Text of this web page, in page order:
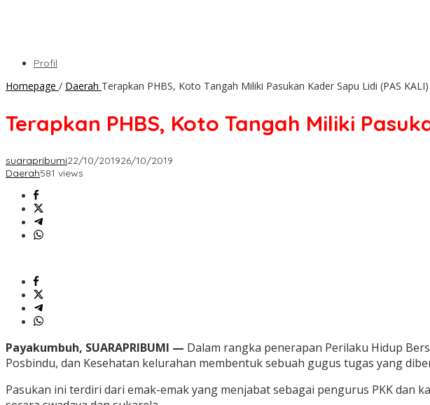
Profil
Homepage / Daerah Terapkan PHBS, Koto Tangah Miliki Pasukan Kader Sapu Lidi (PAS KALI)
Terapkan PHBS, Koto Tangah Miliki
suarapribumi22/10/201926/10/2019
Daerah581 views
Payakumbuh, SUARAPRIBUMI — Dalam rangka penerapan Perilaku Hidup
Posbindu, dan Kesehatan kelurahan membentuk sebuah gugus tugas yang
Pasukan ini terdiri dari emak-emak yang menjabat sebagai pengurus PKK